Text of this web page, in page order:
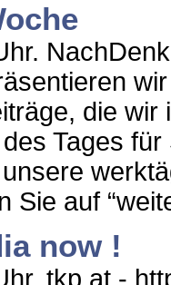
die
Tages
Sie auf
now !
tkp.at -